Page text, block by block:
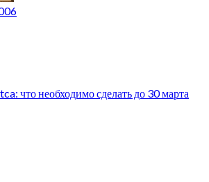
что необходимо сделать до 30 марта